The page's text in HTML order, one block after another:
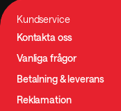
Kundservice
Kontakta oss
Vanliga frågor
Betalning & leverans
Reklamation